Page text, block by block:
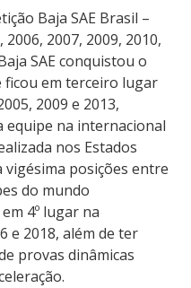
Baja SAE Brasil –
2007, 2009, 2010,
SAE conquistou o
ficou em terceiro lugar
2009 e 2013,
equipe na internacional
nos Estados
posições entre
do mundo
4º lugar na
e 2018, além de ter
provas dinâmicas